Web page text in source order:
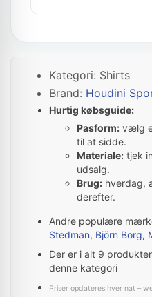
Kategori: Shirts
Brand: Houdini
Hurtig købsguide:
Pasform: vælg
til at sidde.
Materiale: tjek
udsalg.
Brug: hverdag,
derefter.
Andre populære
Stedman, Björn Borg,
Der er i alt 9
denne kategori
Priser opdateres hver nat –